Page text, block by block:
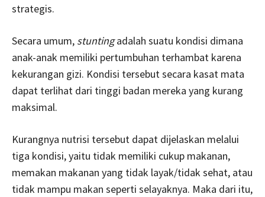
strategis.
Secara umum, stuntingadalah suatu kondisi dimana
anak-anak memiliki pertumbuhan terhambat karena
kekurangan gizi. Kondisi tersebut secara kasat mata
dapat terlihat dari tinggi badan mereka yang kurang
maksimal.
Kurangnya nutrisi tersebut dapat dijelaskan melalui
tiga kondisi, yaitu tidak memiliki cukup makanan,
memakan makanan yang tidak layak/tidak sehat, atau
tidak mampu makan seperti selayaknya. Maka dari itu,